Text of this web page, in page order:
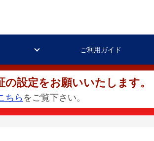
ご利用ガイド
設定をお願いいたします。
ちらをご覧下さい。